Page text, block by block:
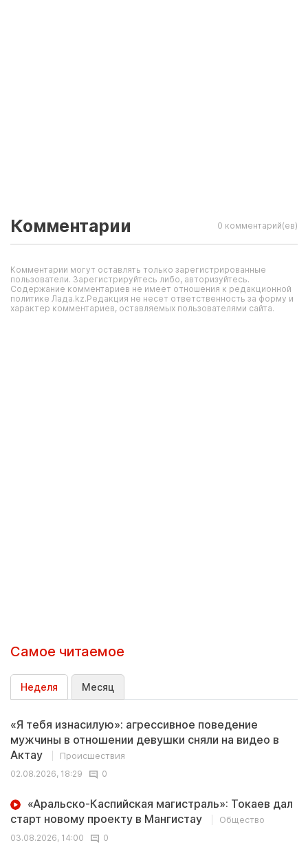
Комментарии 0 комментарий(ев)
Комментарии могут оставлять только зарегистрированные
пользователи. Зарегистрируйтесь либо, авторизуйтесь.
Содержание комментариев не имеет отношения к редакционной
политике Лада.kz.Редакция не несет ответственность за форму и
характер комментариев, оставляемых пользователями сайта.
Самое читаемое
Неделя Месяц
«Я тебя изнасилую»: агрессивное поведение
мужчины в отношении девушки сняли на видео в
Актау
Происшествия
02.08.2026, 18:29
0
«Аральско-Каспийская магистраль»: Токаев дал
старт новому проекту в Мангистау
Общество
03.08.2026, 14:00
0